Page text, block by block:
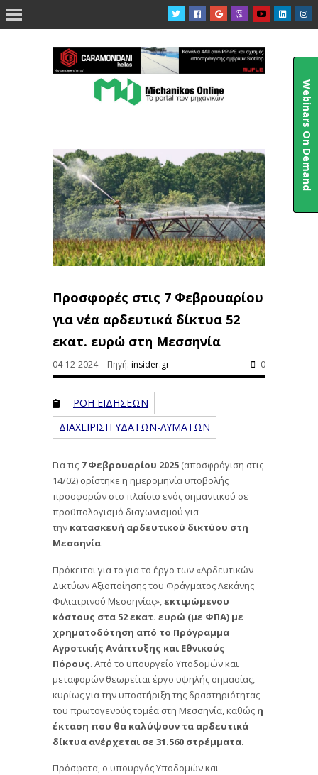

Προσφορές στις 7 Φεβρουαρίου
για νέα αρδευτικά δίκτυα 52
εκατ. ευρώ στη Μεσσηνία
04-12-2024 - Πηγή: insider.gr 0
ΡΟΗ ΕΙΔΗΣΕΩΝ
ΔΙΑΧΕΙΡΙΣΗ ΥΔΑΤΩΝ-ΛΥΜΑΤΩΝ
Για τις 7 Φεβρουαρίου 2025 (αποσφράγιση στις
14/02) ορίστηκε η ημερομηνία υποβολής
προσφορών στο πλαίσιο ενός σημαντικού σε
προϋπολογισμό διαγωνισμού για
την κατασκευή αρδευτικού δικτύου στη
Μεσσηνία.
Πρόκειται για το για το έργο των «Αρδευτικών
Δικτύων Αξιοποίησης του Φράγματος Λεκάνης
Φιλιατρινού Μεσσηνίας», εκτιμώμενου
κόστους στα 52 εκατ. ευρώ (με ΦΠΑ) με
χρηματοδότηση από το Πρόγραμμα
Αγροτικής Ανάπτυξης και Εθνικούς
Πόρους . Από το υπουργείο Υποδομών και
μεταφορών θεωρείται έργο υψηλής σημασίας,
κυρίως για την υποστήριξη της δραστηριότητας
του πρωτογενούς τομέα στη Μεσσηνία, καθώς η
έκταση που θα καλύψουν τα αρδευτικά
δίκτυα ανέρχεται σε 31.560 στρέμματα.
Πρόσφατα, ο υπουργός Υποδομών και
Webinars On Demand